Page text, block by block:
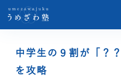
中学生の９割が「？
を攻略